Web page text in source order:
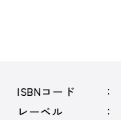
ISBNコード
レーベル